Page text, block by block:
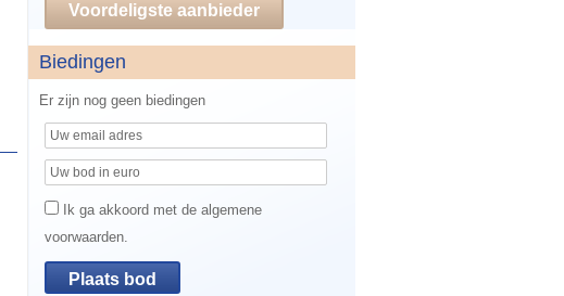
Voordeligste aanbieder
Biedingen
Er zijn nog geen biedingen
Ik ga akkoord met de algemene
voorwaarden.